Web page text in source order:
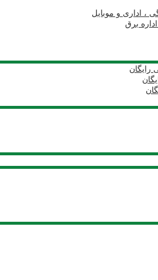
، اداری و موبایل
برق
رایگان